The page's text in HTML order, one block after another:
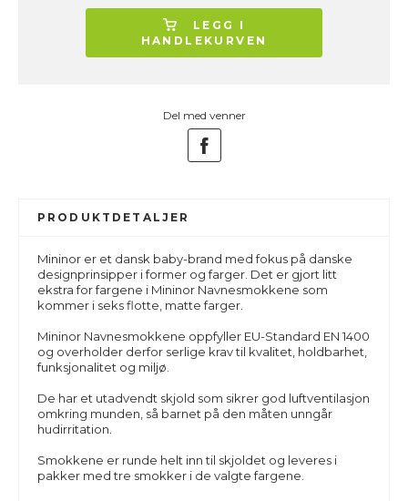
LEGG I
HANDLEKURVEN
Del med venner
PRODUKTDETALJER
Mininor er et dansk baby-brand med fokus på danske
designprinsipper i former og farger. Det er gjort litt
ekstra for fargene i Mininor Navnesmokkene som
kommer i seks flotte, matte farger.
Mininor Navnesmokkene oppfyller EU-Standard EN 1400
og overholder derfor serlige krav til kvalitet, holdbarhet,
funksjonalitet og miljø.
De har et utadvendt skjold som sikrer god luftventilasjon
omkring munden, så barnet på den måten unngår
hudirritation.
Smokkene er runde helt inn til skjoldet og leveres i
pakker med tre smokker i de valgte fargene.